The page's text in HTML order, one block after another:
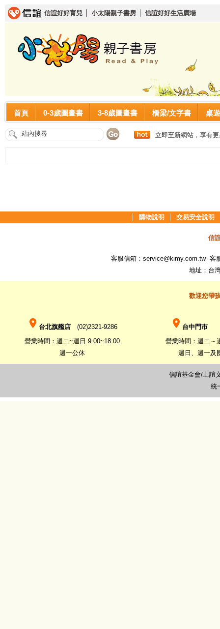
信誼好好育兒 小太陽親子書房 信誼好好生活廣場
首頁 0-3歲圖畫書 3-8歲圖畫書 橋梁/文字書 桌
立即至新網站，享有
購物說明 交易安全說明
信
客服信箱：service@kimy.com.tw 客
地址：台
歡迎您帶
place 台北旗艦店 (02)2321-9286
營業時間：週二~週日 9:00~18:00
週一公休
place 台中門市
營業時間：週二～
週日、週一及
信誼基金會/上誼
統